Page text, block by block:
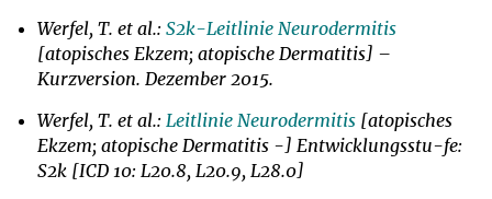
Werfel, T. et al.:S2k-Leitlinie Neurodermitis
[atopisches Ekzem; atopische Dermatitis] –
Kurzversion. Dezember 2015.
Werfel, T. et al.: Leitlinie Neurodermitis [atopisches
Ekzem; atopische Dermatitis -] Entwicklungsstu-fe:
S2k [ICD 10: L20.8, L20.9, L28.0]